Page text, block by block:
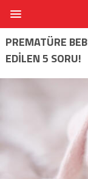
PREMATÜRE
EDİLEN 5 SORU!